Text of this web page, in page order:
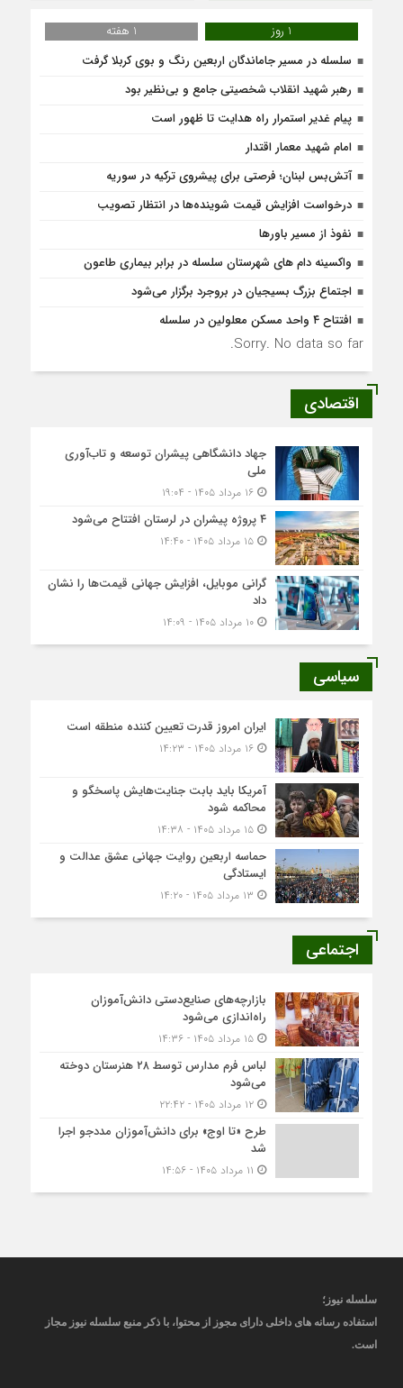
1 روز
1 هفته
سلسله در مسیر جاماندگان اربعین رنگ و بوی کربلا گرفت
رهبر شهید انقلاب شخصیتی جامع و بی‌نظیر بود
پیام غدیر استمرار راه هدایت تا ظهور است
امام شهید معمار اقتدار
آتش‌بس لبنان؛ فرصتی برای پیشروی ترکیه در سوریه
درخواست افزایش قیمت شوینده‌ها در انتظار تصویب
نفوذ از مسیر باورها
واکسینه دام های شهرستان سلسله در برابر بیماری طاعون
اجتماع بزرگ بسیجیان در بروجرد برگزار می‌شود
افتتاح ۴ واحد مسکن معلولین در سلسله
Sorry. No data so far.
اقتصادی
جهاد دانشگاهی پیشران توسعه و تاب‌آوری
ملی
۱۶ مرداد ۱۴۰۵ - ۱۹:۰۴
۴ پروژه پیشران در لرستان افتتاح می‌شود
۱۵ مرداد ۱۴۰۵ - ۱۴:۴۰
گرانی موبایل، افزایش جهانی قیمت‌ها را نشان
داد
۱۰ مرداد ۱۴۰۵ - ۱۴:۰۹
سیاسی
ایران امروز قدرت تعیین کننده منطقه است
۱۶ مرداد ۱۴۰۵ - ۱۴:۲۳
آمریکا باید بابت جنایت‌هایش پاسخگو و
محاکمه شود
۱۵ مرداد ۱۴۰۵ - ۱۴:۳۸
حماسه اربعین روایت جهانی عشق عدالت و
ایستادگی
اجتماعی
بازارچه‌های صنایع‌دستی دانش‌آموزان
راه‌اندازی می‌شود
۱۵ مرداد ۱۴۰۵ - ۱۴:۳۶
لباس فرم مدارس توسط ۲۸ هنرستان‌ دوخته
می‌شود
۱۲ مرداد ۱۴۰۵ - ۲۲:۴۲
طرح «تا اوج» برای دانش‌آموزان مددجو اجرا
شد
سلسله نیوز؛
استفاده رسانه های داخلی دارای مجوز از محتوا، با ذکر منبع سلسله نیوز مجاز
است.